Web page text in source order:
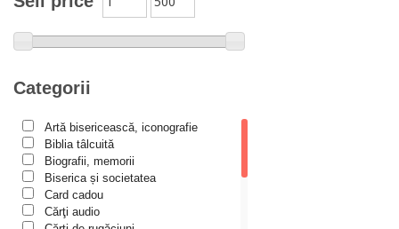
Alexandru Huțanu
Alexandru Lascarov-Moldovanu
Alexandru Rădescu
Alexandru Tkacenko
Alexis Torrance
Alina Ana Nistor
Categorii
Artă bisericească, iconografie
Biblia tâlcuită
Biografii, memorii
Biserica și societatea
Card cadou
Cărţi audio